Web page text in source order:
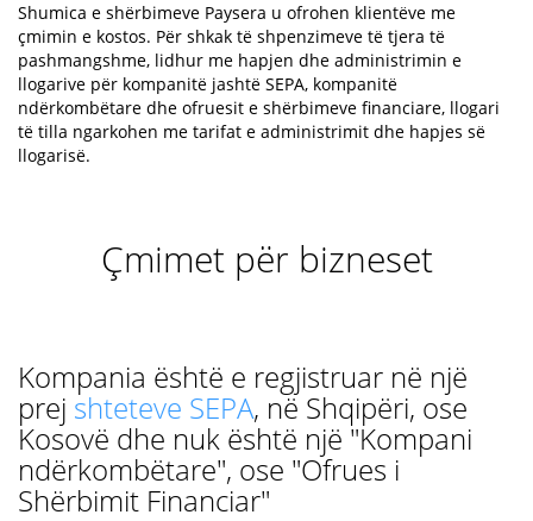
Shumica e shërbimeve Paysera u ofrohen klientëve me
çmimin e kostos. Për shkak të shpenzimeve të tjera të
pashmangshme, lidhur me hapjen dhe administrimin e
llogarive për kompanitë jashtë SEPA, kompanitë
ndërkombëtare dhe ofruesit e shërbimeve financiare, llogari
të tilla ngarkohen me tarifat e administrimit dhe hapjes së
llogarisë.
Çmimet për bizneset
Kompania është e regjistruar në një
prej shteteve SEPA, në Shqipëri, ose
Kosovë dhe nuk është një "Kompani
ndërkombëtare", ose "Ofrues i
Shërbimit Financiar"